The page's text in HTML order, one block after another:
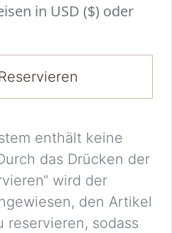
in USD ($) oder
enthält keine
das Drücken der
wird der
den Artikel
reservieren, sodass